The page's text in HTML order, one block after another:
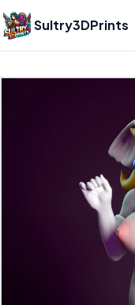
Sultry3DPrints